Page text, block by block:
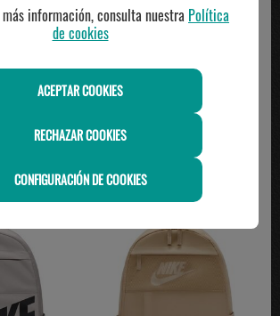
(21L),
mochila under armour HUSTLE
6.0, camuflaje
información, consulta nuestra Política
de cookies
ACEPTAR COOKIES
RECHAZAR COOKIES
CONFIGURACIÓN DE COOKIES